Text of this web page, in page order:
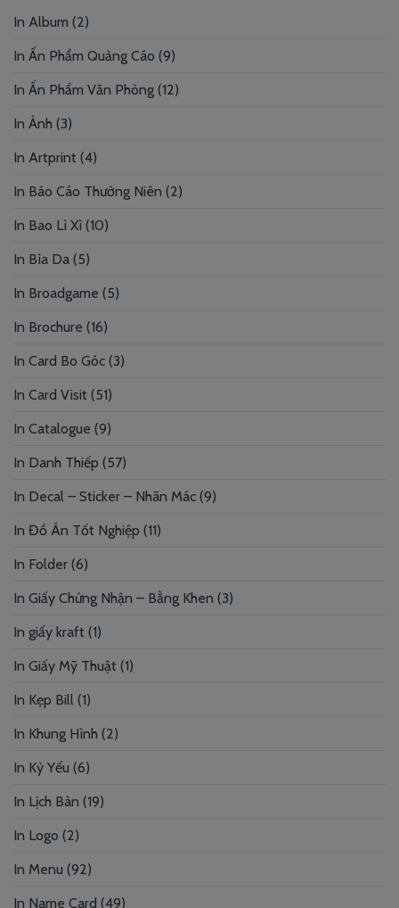
In Album (2)
In Ấn Phẩm Quảng Cáo (9)
In Ấn Phẩm Văn Phòng (12)
In Ảnh (3)
In Artprint (4)
In Báo Cáo Thường Niên (2)
In Bao Lì Xì (10)
In Bìa Da (5)
In Broadgame (5)
In Brochure (16)
In Card Bo Góc (3)
In Card Visit (51)
In Catalogue (9)
In Danh Thiếp (57)
In Decal – Sticker – Nhãn Mác (9)
In Đồ Án Tốt Nghiệp (11)
In Folder (6)
In Giấy Chứng Nhận – Bằng Khen (3)
In giấy kraft (1)
In Giấy Mỹ Thuật (1)
In Kẹp Bill (1)
In Khung Hình (2)
In Kỷ Yếu (6)
In Lịch Bàn (19)
In Logo (2)
In Menu (92)
In Name Card (49)